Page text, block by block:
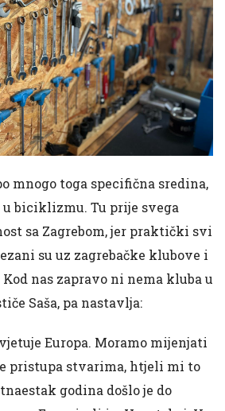
mnogo toga specifična sredina,
u biciklizmu. Tu prije svega
sa Zagrebom, jer praktički svi
su uz zagrebačke klubove i
nas zapravo ni nema kluba u
Saša, pa nastavlja:
Europa. Moramo mijenjati
pristupa stvarima, htjeli mi to
godina došlo je do